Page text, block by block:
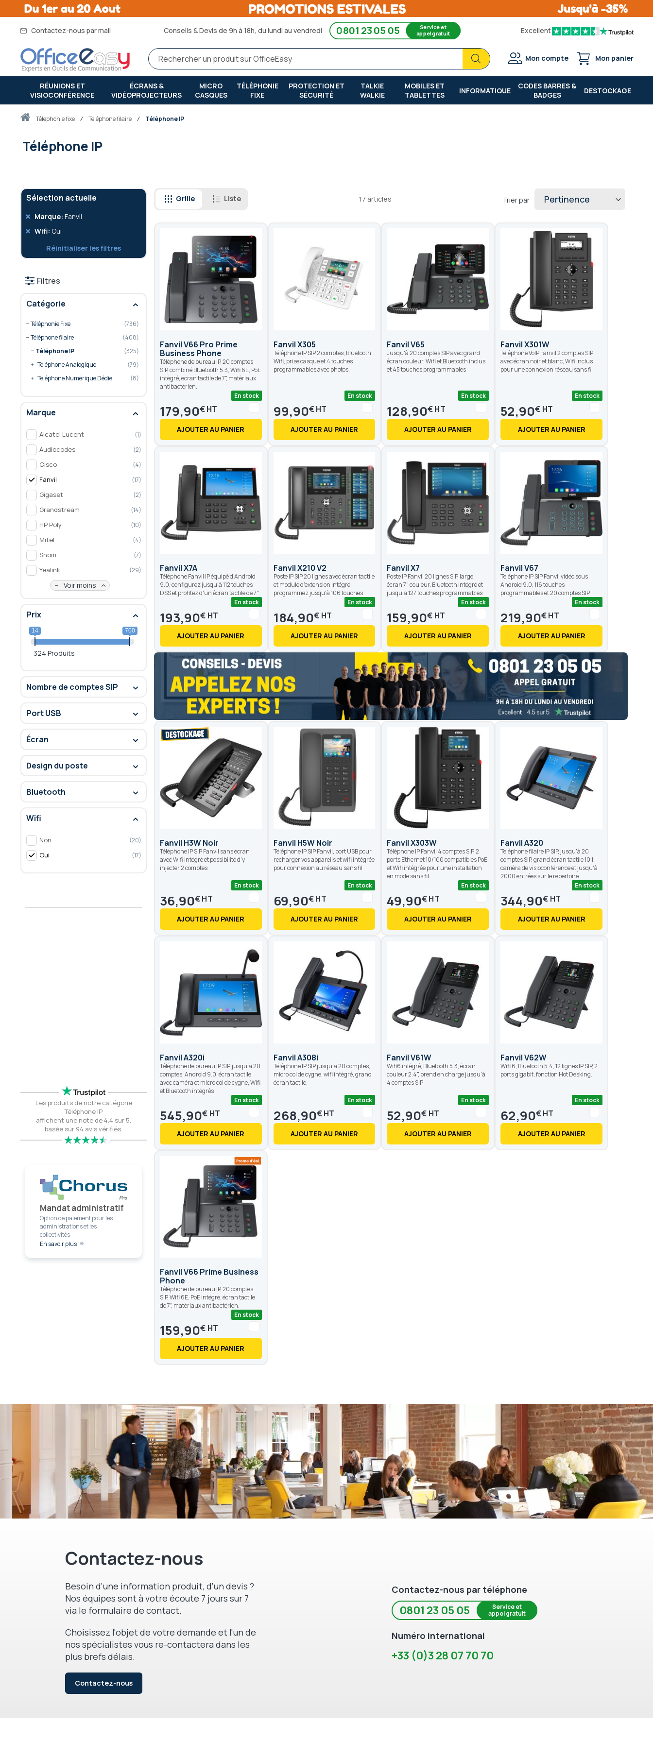
Contactez-nous par mail Conseils & Devis de 9h à 18h, du lundi au vendredi 0801 23 05 05 Service et
appel gratuit Excellent
Chercher
Chercher
Mon compte Mon panier
RÉUNIONS ET
VISIOCONFÉRENCE
ÉCRANS &
VIDÉOPROJECTEURS
MICRO
CASQUES
TÉLÉPHONIE
FIXE
PROTECTION ET
SÉCURITÉ
TALKIE
WALKIE
MOBILES ET
TABLETTES
INFORMATIQUE
CODES BARRES &
BADGES
DESTOCKAGE
Accueiltéléphonie fixe Téléphone filaire Téléphone IP
Téléphone IP
Grille Liste 17 articles Trier par
Fanvil V66 Pro Prime
Business Phone
Téléphone de bureau IP, 20 comptes
SIP, combiné Bluetooth 5.3, Wifi 6E, PoE
intégré, écran tactile de 7", matériaux
antibactérien.
En stock
179,90€
AJOUTER AU PANIER
Fanvil X305
Téléphone IP SIP 2 comptes, Bluetooth,
Wifi, prise casque et 4 touches
programmables avec photos.
En stock
99,90€
AJOUTER AU PANIER
Fanvil V65
Jusqu'à 20 comptes SIP avec grand
écran couleur, Wifi et Bluetooth inclus
et 45 touches programmables
En stock
128,90€
AJOUTER AU PANIER
Fanvil X301W
Téléphone VoIP Fanvil 2 comptes SIP
avec écran noir et blanc, Wifi inclus
pour une connexion réseau sans fil
En stock
52,90€
AJOUTER AU PANIER
Fanvil X7A
Téléphone Fanvil IP équipé d'Android
9.0, configurez jusqu'à 112 touches
DSS et profitez d'un écran tactile de 7"
En stock
193,90€
AJOUTER AU PANIER
Fanvil X210 V2
Poste IP SIP 20 lignes avec écran tactile
et module d'extension intégré,
programmez jusqu'à 106 touches
En stock
184,90€
AJOUTER AU PANIER
Fanvil X7
Poste IP Fanvil 20 lignes SIP, large
écran 7" couleur, Bluetooth intégré et
jusqu'à 127 touches programmables
En stock
159,90€
AJOUTER AU PANIER
Fanvil V67
Téléphone IP SIP Fanvil vidéo sous
Android 9.0, 116 touches
programmables et 20 comptes SIP
En stock
219,90€
AJOUTER AU PANIER
Fanvil H3W Noir
Téléphone IP SIP Fanvil sans écran
avec Wifi intégré et possibilité d'y
injecter 2 comptes
En stock
36,90€
AJOUTER AU PANIER
Fanvil H5W Noir
Téléphone IP SIP Fanvil, port USB pour
recharger vos appareils et wifi intégrée
pour connexion au réseau sans fil
En stock
69,90€
AJOUTER AU PANIER
Fanvil X303W
Téléphone IP Fanvil 4 comptes SIP, 2
ports Ethernet 10/100 compatibles PoE
et Wifi intégrée pour une installation
en mode sans fil
En stock
49,90€
AJOUTER AU PANIER
Fanvil A320
Téléphone filaire IP SIP, jusqu'à 20
comptes SIP, grand écran tactile 10.1",
caméra de visioconférence et jusqu'à
2000 entrées sur le répertoire.
En stock
344,90€
AJOUTER AU PANIER
Fanvil A320i
Téléphone de bureau IP SIP, jusqu'à 20
comptes, Android 9.0, écran tactile,
avec caméra et micro col de cygne, Wifi
et Bluetooth intégrés
En stock
545,90€
AJOUTER AU PANIER
Fanvil A308i
Téléphone IP SIP jusqu'à 20 comptes,
micro col de cygne, wifi intégré, grand
écran tactile.
En stock
268,90€
AJOUTER AU PANIER
Fanvil V61W
Wifi6 intégré, Bluetooth 5.3, écran
couleur 2.4", prend en charge jusqu'à
4 comptes SIP.
En stock
52,90€
AJOUTER AU PANIER
Fanvil V62W
Wifi 6, Bluetooth 5.4, 12 lignes IP SIP, 2
ports gigabit, fonction Hot Desking.
En stock
62,90€
AJOUTER AU PANIER
Fanvil V66 Prime Business
Phone
Téléphone de bureau IP, 20 comptes
SIP, Wifi 6E, PoE intégré, écran tactile
de 7", matériaux antibactérien.
En stock
159,90€
AJOUTER AU PANIER
Sélection actuelle
Marque Fanvil
Retirer
élément
Wifi Oui
Retirer
élément
Réinitialiser les filtres
Filtres
Catégorie
Téléphonie Fixe
736
Téléphone filaire
408
Téléphone IP
325
Téléphone Analogique
79
Téléphone Numérique Dédié
8
Marque
Alcatel Lucent 1
Audiocodes 2
Cisco 4
Fanvil 17
Gigaset 2
Grandstream 14
HP Poly 10
Mitel 4
Snom 7
Yealink 29
Voir moins
Prix
14 700
324 Produits
Nombre de comptes SIP
Port USB
Écran
Design du poste
Bluetooth
Wifi
Non 20
Oui 17
Les produits de notre catégorie
Téléphone IP
affichent une note de 4.4 sur 5,
basée sur 94 avis vérifiés.
Mandat administratif
Option de paiement pour les
administrations et les
collectivités
En savoir plus
Contactez-nous
Besoin d'une information produit, d'un devis ?
Nos équipes sont à votre écoute 7 jours sur 7
via le formulaire de contact.
Choisissez l'objet de votre demande et l'un de
nos spécialistes vous re-contactera dans les
plus brefs délais.
Contactez-nous
Contactez-nous par téléphone
0801 23 05 05
Service et
appel gratuit
Numéro international
+33 (0)3 28 07 70 70